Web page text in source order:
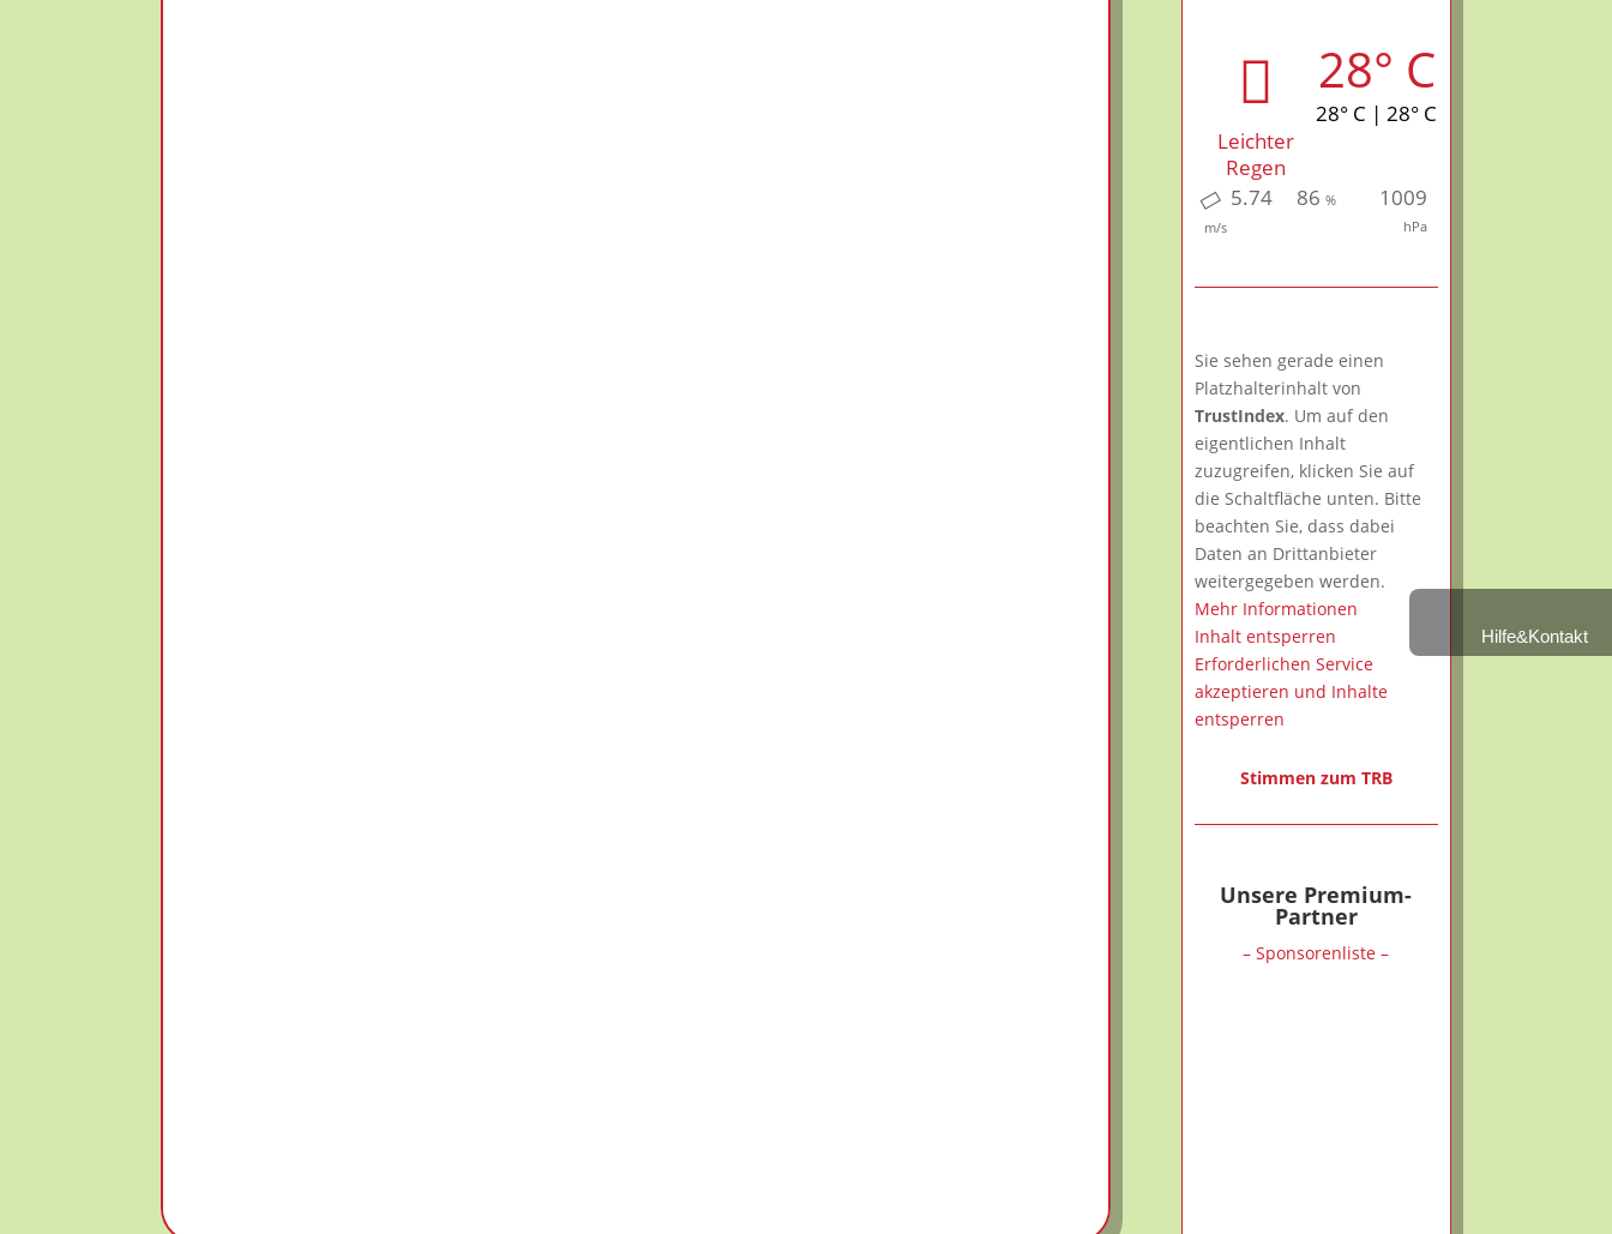
Leichter
Regen
28° C
28° C | 28° C
5.74
m/s
86 % 1009
hPa
Sie sehen gerade einen
Platzhalterinhalt von
TrustIndex. Um auf den
eigentlichen Inhalt
zuzugreifen, klicken Sie auf
die Schaltfläche unten. Bitte
beachten Sie, dass dabei
Daten an Drittanbieter
weitergegeben werden.
Mehr Informationen
Inhalt entsperren
Erforderlichen Service
akzeptieren und Inhalte
entsperren
Stimmen zum TRB
Unsere Premium-
Partner
– Sponsorenliste –
Hilfe&Kontakt